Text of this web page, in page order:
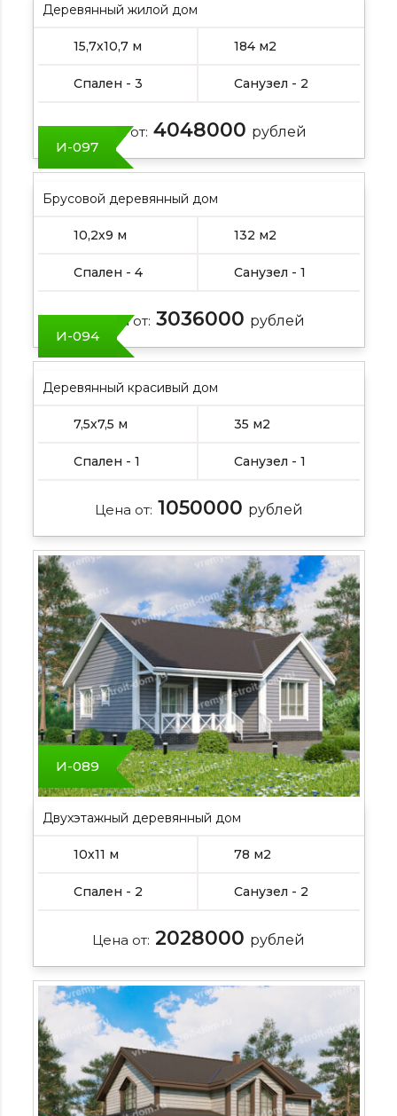
Деревянный жилой дом
15,7х10,7 м 184 м2
Спален - 3 Санузел - 2
Цена от: 4048000 рублей
И-097
Брусовой деревянный дом
10,2х9 м 132 м2
Спален - 4 Санузел - 1
Цена от: 3036000 рублей
И-094
Деревянный красивый дом
7,5х7,5 м 35 м2
Спален - 1 Санузел - 1
Цена от: 1050000 рублей
И-089
Двухэтажный деревянный дом
10х11 м 78 м2
Спален - 2 Санузел - 2
Цена от: 2028000 рублей